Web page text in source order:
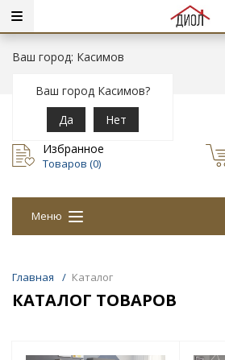
Ваш город: Касимов
Ваш город Касимов?
Да
Нет
Избранное
Товаров (0)
Меню
Главная / Каталог
КАТАЛОГ ТОВАРОВ